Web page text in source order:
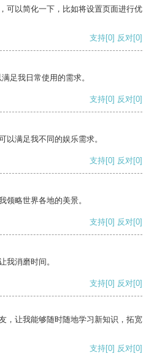
可以简化一下，比如将设置页面进行优
支持[0] 反对[0]
足我日常使用的需求。
支持[0] 反对[0]
以满足我不同的娱乐需求。
支持[0] 反对[0]
领略世界各地的美景。
支持[0] 反对[0]
我消磨时间。
支持[0] 反对[0]
，让我能够随时随地学习新知识，拓宽
支持[0] 反对[0]